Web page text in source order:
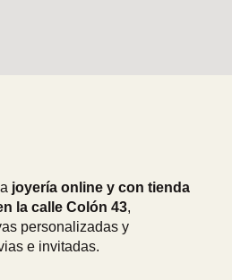
joyería online y con tienda
la calle Colón 43,
personalizadas y
e invitadas.